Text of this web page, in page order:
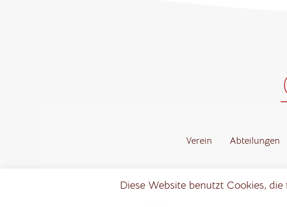
Verein Abteilungen
Diese Website benutzt Cookies,